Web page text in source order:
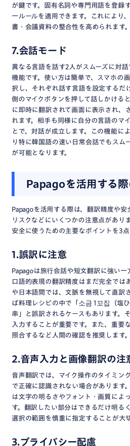
が鍵です。固有名詞や専門用語を登録
一ルールを適用できます。​これにより
書・会議資料の整合性を高められます。
7.会話モード
異なる言語を話す2人がスムーズに対
機能です。使い方は簡単で、スマホの
択し、それぞれ話す言語を設定するだ
側のマイクボタンを押して話しかける
に即時に翻訳されて画面に表示され、
れます。相手も同様に自分の言語のマ
とで、対話が成立します。この機能に
り特に韓国語の速い日常会話でもスム
が可能となります。
Papagoを活用する
Papagoを活用する際は、翻訳精度や
リスクなどにいくつかの注意点があり
安全に使うための主要なポイントを3点
1.誤訳に注意
Papagoは旅行会話や短文翻訳に強い一
口語的表現の翻訳精度はまだ完全では
や日本語間では、文脈を無視して直訳
ば料理レシピの中で「소금 1꼬집（塩
串」と誤訳されるケースもあります。​
入力することが重要です。また、重要
照合するなど人間の確認を推奨します。​
2.音声入力と画像翻訳の注
音声翻訳では、マイク操作のタイミン
で正確に認識されない場合があります
は文字の明るさやフォント・画質によ
す。翻訳したい部分はできるだけ明る
選択の範囲を慎重に指定することが大切
3.プライバシー配慮